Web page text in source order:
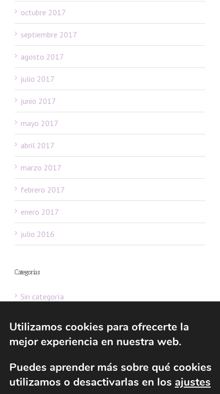
octubre 2017
septiembre 2017
agosto 2017
julio 2017
junio 2017
mayo 2017
abril 2017
marzo 2017
febrero 2017
enero 2017
julio 2016
Categorías
Sin categoría
© 2016 Consultoría de Fundaciones - Asesoría de Fundaciones y ESFL |
All Rights Reserved | Powered byGabinete web 2.0 de Ernesto del
Valle|
Política de cookies
Utilizamos cookies para ofrecerte la
mejor experiencia en nuestra web.
Puedes aprender más sobre qué cookies
utilizamos o desactivarlas en los ajustes